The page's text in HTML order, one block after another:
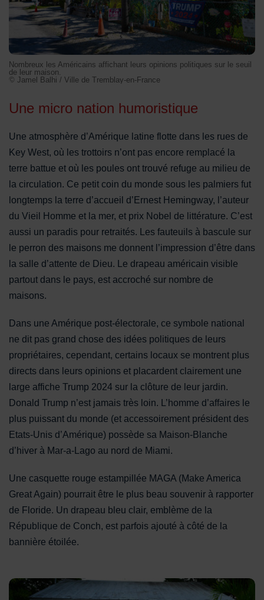
Nombreux les Américains affichant leurs opinions politiques sur le seuil
de leur maison.
© Jamel Balhi / Ville de Tremblay-en-France
Le drapeau de la République humoristique de Conch trône
Une micro nation humoristique
Une atmosphère d’Amérique latine flotte dans les rues de
Key West, où les trottoirs n’ont pas encore remplacé la
terre battue et où les poules ont trouvé refuge au milieu de
la circulation. Ce petit coin du monde sous les palmiers fut
longtemps la terre d’accueil d’Ernest Hemingway, l’auteur
du Vieil Homme et la mer, et prix Nobel de littérature. C’est
aussi un paradis pour retraités. Les fauteuils à bascule sur
le perron des maisons me donnent l’impression d’être dans
la salle d’attente de Dieu. Le drapeau américain visible
partout dans le pays, est accroché sur nombre de
maisons.
Dans une Amérique post-électorale, ce symbole national
ne dit pas grand chose des idées politiques de leurs
propriétaires, cependant, certains locaux se montrent plus
directs dans leurs opinions et placardent clairement une
large affiche Trump 2024 sur la clôture de leur jardin.
Donald Trump n’est jamais très loin. L’homme d’affaires le
plus puissant du monde (et accessoirement président des
Etats-Unis d’Amérique) possède sa Maison-Blanche
d’hiver à Mar-a-Lago au nord de Miami.
Une casquette rouge estampillée MAGA (Make America
Great Again) pourrait être le plus beau souvenir à rapporter
de Floride. Un drapeau bleu clair, emblème de la
République de Conch, est parfois ajouté à côté de la
bannière étoilée.